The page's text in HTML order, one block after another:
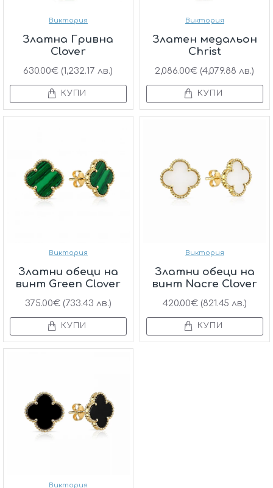
Виктория
Златна Гривна
Clover
630.00€ (1,232.17 лв.)
КУПИ
Виктория
Златен медальон
Christ
2,086.00€ (4,079.88 лв.)
КУПИ
Виктория
Златни обеци на
винт Green Clover
375.00€ (733.43 лв.)
КУПИ
Виктория
Златни обеци на
винт Nacre Clover
420.00€ (821.45 лв.)
КУПИ
Виктория